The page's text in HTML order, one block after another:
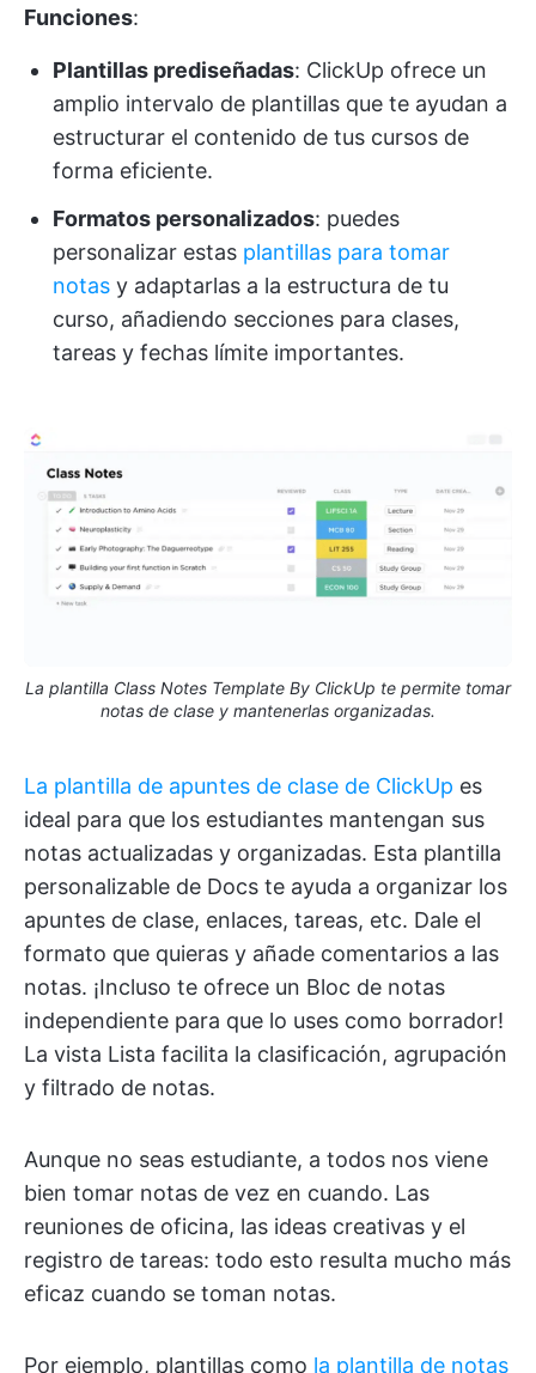
Funciones:
Plantillas prediseñadas: ClickUp ofrece un
amplio intervalo de plantillas que te ayudan a
estructurar el contenido de tus cursos de
forma eficiente.
Formatos personalizados: puedes
personalizar estas plantillas para tomar
notas y adaptarlas a la estructura de tu
curso, añadiendo secciones para clases,
tareas y fechas límite importantes.
La plantilla Class Notes Template By ClickUp te permite tomar
notas de clase y mantenerlas organizadas.
La plantilla de apuntes de clase de ClickUp es
ideal para que los estudiantes mantengan sus
notas actualizadas y organizadas. Esta plantilla
personalizable de Docs te ayuda a organizar los
apuntes de clase, enlaces, tareas, etc. Dale el
formato que quieras y añade comentarios a las
notas. ¡Incluso te ofrece un Bloc de notas
independiente para que lo uses como borrador!
La vista Lista facilita la clasificación, agrupación
y filtrado de notas.
Aunque no seas estudiante, a todos nos viene
bien tomar notas de vez en cuando. Las
reuniones de oficina, las ideas creativas y el
registro de tareas: todo esto resulta mucho más
eficaz cuando se toman notas.
Por ejemplo, plantillas como la plantilla de notas